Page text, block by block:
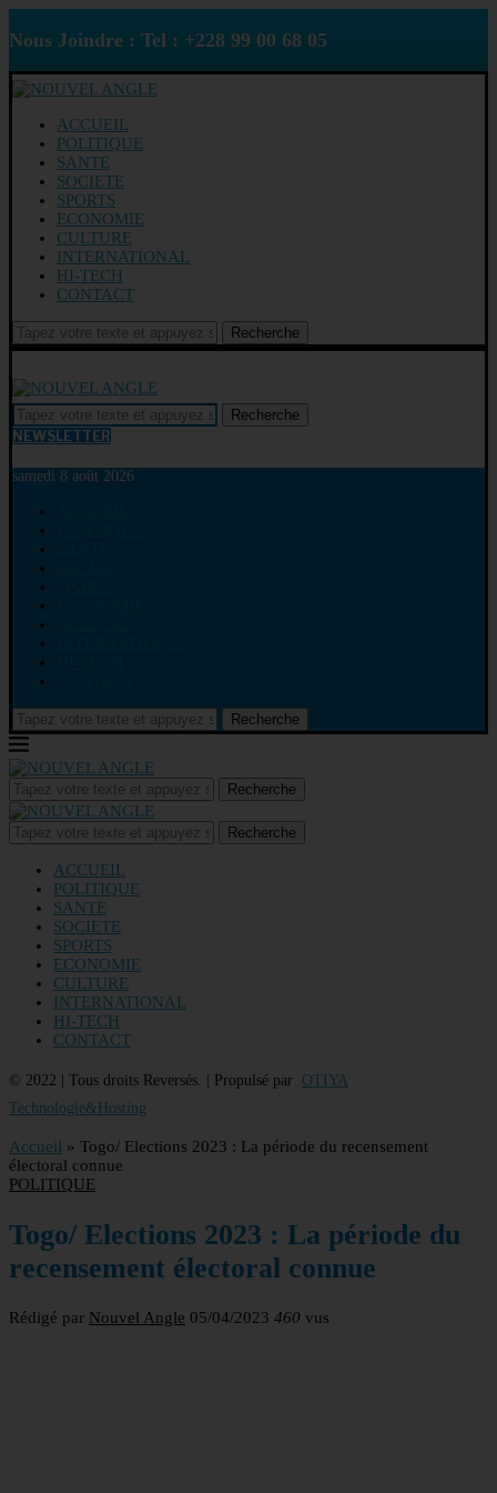
Nous Joindre : Tel : +228 99 00 68 05
ACCUEIL
POLITIQUE
SANTE
SOCIETE
SPORTS
ECONOMIE
CULTURE
INTERNATIONAL
HI-TECH
CONTACT
Recherche
Recherche
NEWSLETTER
samedi 8 août 2026
Recherche
Recherche
Recherche
ACCUEIL
POLITIQUE
SANTE
SOCIETE
SPORTS
ECONOMIE
CULTURE
INTERNATIONAL
HI-TECH
CONTACT
© 2022 | Tous droits Reversés. | Propulsé par OTIYA
Technologie&Hosting
Accueil » Togo/ Elections 2023 : La période du recensement
électoral connue
POLITIQUE
Togo/ Elections 2023 : La période du
recensement électoral connue
Rédigé par Nouvel Angle 05/04/2023 460 vus